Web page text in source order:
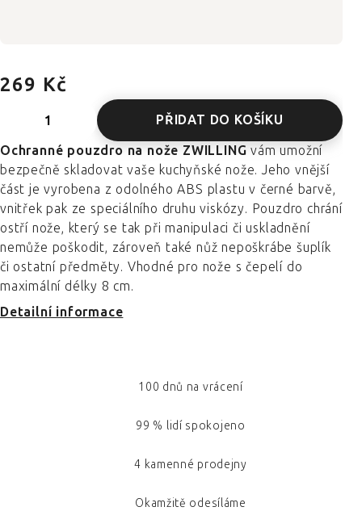
269 Kč
PŘIDAT DO KOŠÍKU
Ochranné pouzdro na nože ZWILLING vám umožní
bezpečně skladovat vaše kuchyňské nože. Jeho vnější
část je vyrobena z odolného ABS plastu v černé barvě,
vnitřek pak ze speciálního druhu viskózy. Pouzdro chrání
ostří nože, který se tak při manipulaci či uskladnění
nemůže poškodit, zároveň také nůž nepoškrábe šuplík
či ostatní předměty. Vhodné pro nože s čepelí do
maximální délky 8 cm.
Detailní informace
100 dnů na vrácení
99 % lidí spokojeno
4 kamenné prodejny
Okamžitě odesíláme